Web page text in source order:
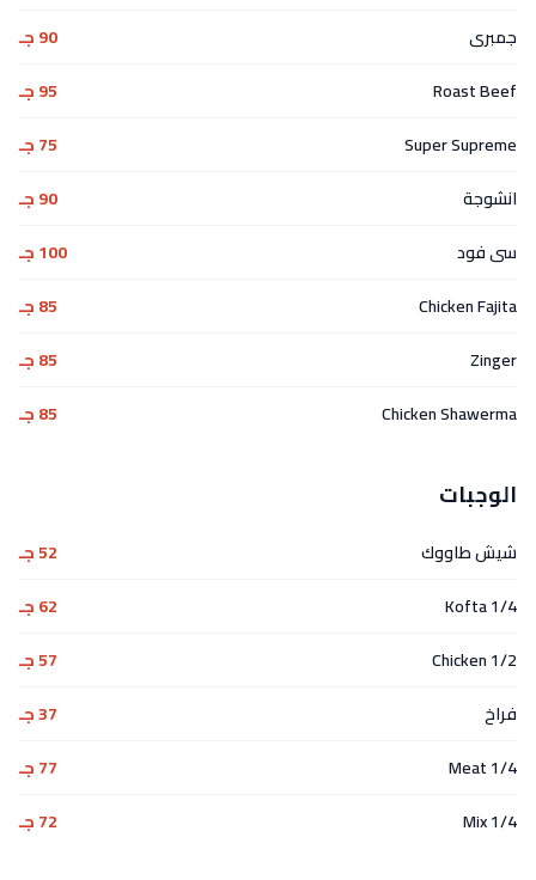
جمبرى
90 جـ
Roast Beef
95 جـ
Super Supreme
75 جـ
انشوجة
90 جـ
سى فود
100 جـ
Chicken Fajita
85 جـ
Zinger
85 جـ
Chicken Shawerma
85 جـ
الوجبات
شيش طاووك
52 جـ
1/4 Kofta
62 جـ
1/2 Chicken
57 جـ
فراخ
37 جـ
1/4 Meat
77 جـ
1/4 Mix
72 جـ